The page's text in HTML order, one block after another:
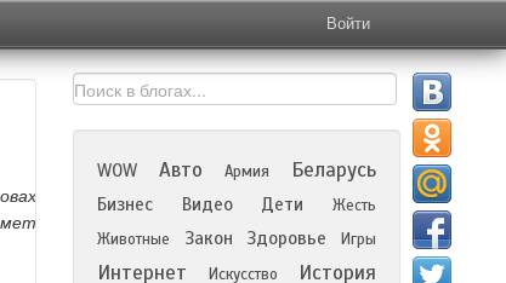
Войти
чертежах,
WOW Авто Армия Беларусь
Бизнес Видео Дети
Жесть
Животные
Закон Здоровье Игры
Интернет Искусство История